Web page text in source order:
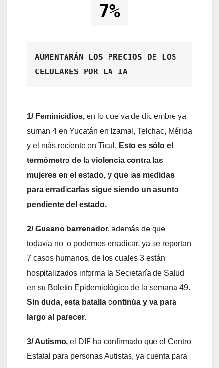
7%
AUMENTARÁN LOS PRECIOS DE LOS
CELULARES POR LA IA
1/ Feminicidios, en lo que va de diciembre ya
suman 4 en Yucatán en Izamal, Telchac, Mérida
y el más reciente en Ticul. Esto es sólo el
termómetro de la violencia contra las
mujeres en el estado, y que las medidas
para erradicarlas sigue siendo un asunto
pendiente del estado.
2/ Gusano barrenador, además de que
todavía no lo podemos erradicar, ya se reportan
7 casos humanos, de los cuales 3 están
hospitalizados informa la Secretaría de Salud
en su Boletín Epidemiológico de la semana 49.
Sin duda, esta batalla continúa y va para
largo al parecer.
3/ Autismo, el DIF ha confirmado que el Centro
Estatal para personas Autistas, ya cuenta para